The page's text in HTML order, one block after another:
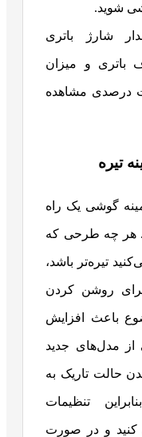
شوید.
شارژ باتری
باتری و میزان
درصدی مشاهده
تیره
گوشی یک راه
هر چه طرحی که
تیره‌تر باشد،
روشن کردن
باعث افزایش
مدل‌های جدید
حالت تاریک به
تنظیمات
کنید و در صورت